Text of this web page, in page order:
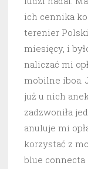
ich cennika
terenier
miesięcy, i
naliczać mi
mobilne iboa.
już u nich
zadzwoniła
anuluje mi
korzystać z
blue connecta